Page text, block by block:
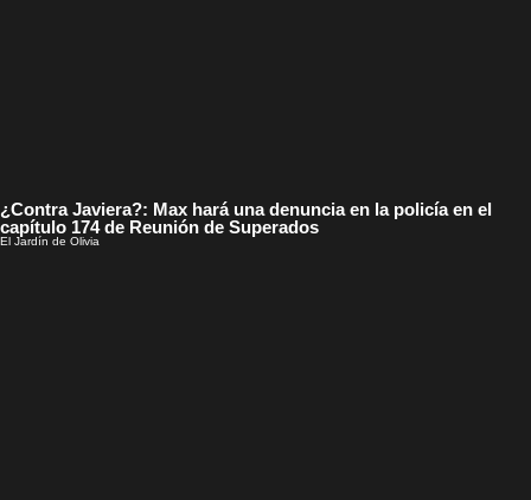
¿Contra Javiera?: Max hará una denuncia en la policía en el
capítulo 174 de Reunión de Superados
El Jardín de Olivia